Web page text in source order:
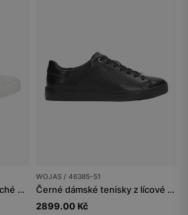
Bílé kožené tenisky na ploché podešvi
WOJAS / 46385-51
Černé dámské tenisky z lícové kůže
2899.00 Kč